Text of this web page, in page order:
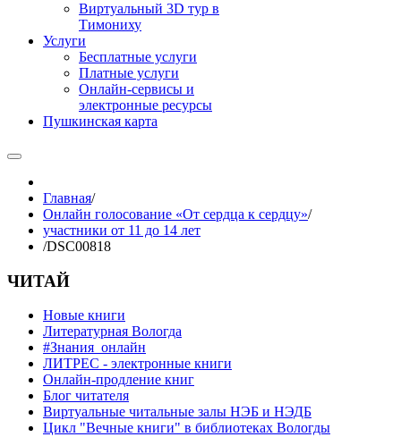
Виртуальный 3D тур в
Тимониху
Услуги
Бесплатные услуги
Платные услуги
Онлайн-сервисы и
электронные ресурсы
Пушкинская карта
Главная/
Онлайн голосование «От сердца к сердцу»/
участники от 11 до 14 лет
/DSC00818
ЧИТАЙ
Новые книги
Литературная Вологда
#Знания_онлайн
ЛИТРЕС - электронные книги
Онлайн-продление книг
Блог читателя
Виртуальные читальные залы НЭБ и НЭДБ
Цикл "Вечные книги" в библиотеках Вологды